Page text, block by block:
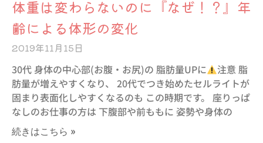
体重は変わらないのに『なぜ！？』年
齢による体形の変化
2019年11月15日
30代 身体の中心部(お腹・お尻)の 脂肪量UPに
注意 脂
肪量が増えやすくなり、 20代でつき始めたセルライトが
固まり表面化しやすくなるのも この時期です。 座りっぱ
なしのお仕事の方は 下腹部や前ももに 姿勢や身体の
続きはこちら »